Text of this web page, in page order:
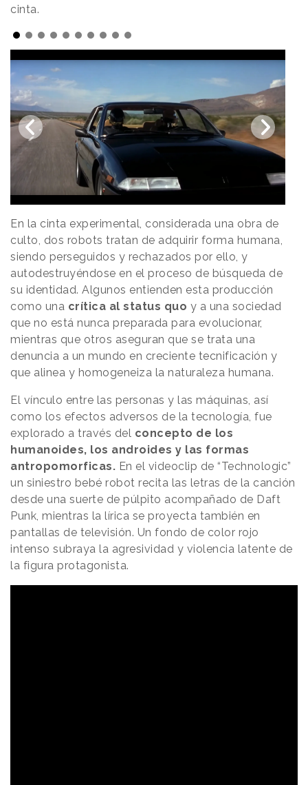
cinta.
En la cinta experimental, considerada una obra de
culto, dos robots tratan de adquirir forma humana,
siendo perseguidos y rechazados por ello, y
autodestruyéndose en el proceso de búsqueda de
su identidad. Algunos entienden esta producción
como una crítica al status quo y a una sociedad
que no está nunca preparada para evolucionar,
mientras que otros aseguran que se trata una
denuncia a un mundo en creciente tecnificación y
que alinea y homogeneiza la naturaleza humana.
El vínculo entre las personas y las máquinas, así
como los efectos adversos de la tecnología, fue
explorado a través del concepto de los
humanoides, los androides y las formas
antropomorficas. En el videoclip de “Technologic”
un siniestro bebé robot recita las letras de la canción
desde una suerte de púlpito acompañado de Daft
Punk, mientras la lírica se proyecta también en
pantallas de televisión. Un fondo de color rojo
intenso subraya la agresividad y violencia latente de
la figura protagonista.